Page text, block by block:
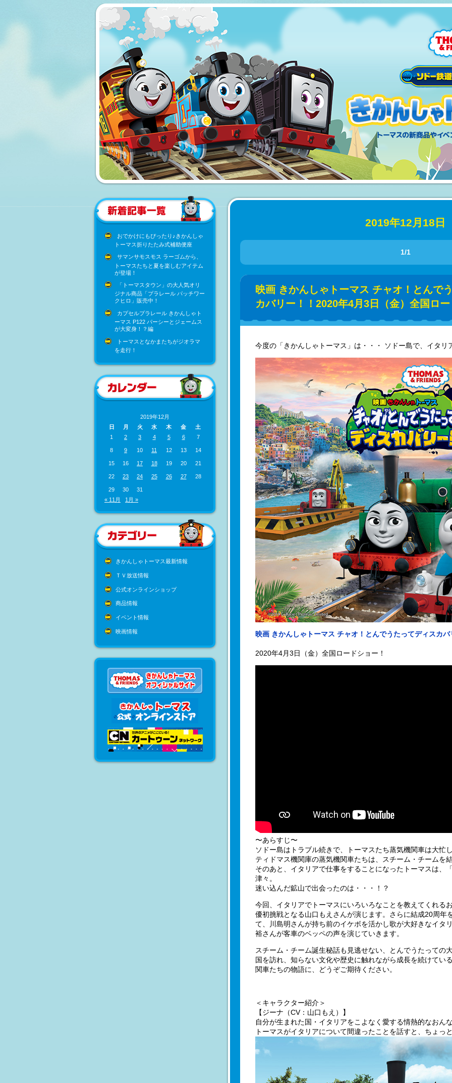
おでかけにもぴったり♪きかんしゃ
トーマス折りたたみ式補助便座
サマンサモスモス ラーゴムから、
トーマスたちと夏を楽しむアイテム
が登場！
「トーマスタウン」の大人気オリ
ジナル商品「プラレール パッチワー
クヒロ」販売中！
カプセルプラレール きかんしゃト
ーマス P122 パーシーとジェームス
が大変身！？編
トーマスとなかまたちがジオラマ
を走行！
2019年12月
日
月 火 水 木 金
土
1
2 3 4 5 6 7
8 9 10 11 12 13 14
15 16 17 18 19 20 21
22 23 24 25 26 27 28
29 30
31
« 11月
1月 »
きかんしゃトーマス最新情報
ＴＶ放送情報
公式オンラインショップ
商品情報
イベント情報
映画情報
2019年12月18日
1/1
映画 きかんしゃトーマス チャオ！とんで
カバリー！！2020年4月3日（金）全国ロ
今度の「きかんしゃトーマス」は・・・ ソドー島で、イタリ
映画 きかんしゃトーマス チャオ！とんでうたってディスカバ
2020年4月3日（金）全国ロードショー！
〜あらすじ〜
ソドー島はトラブル続きで、トーマスたち蒸気機関車は大忙
ティドマス機関庫の蒸気機関車たちは、スチーム・チームを
そのあと、イタリアで仕事をすることになったトーマスは、
津々。
迷い込んだ鉱山で出会ったのは・・・！？
今回、イタリアでトーマスにいろいろなことを教えてくれる
優初挑戦となる山口もえさんが演じます。さらに結成20周年
て、川島明さんが持ち前のイケボを活かし歌が大好きなイタ
裕さんが客車のベッペの声を演じていきます。
スチーム・チーム誕生秘話も見逃せない、とんでうたっての
国を訪れ、知らない文化や歴史に触れながら成長を続けてい
関車たちの物語に、どうぞご期待ください。
＜キャラクター紹介＞
【ジーナ（CV：山口もえ）】
自分が生まれた国・イタリアをこよなく愛する情熱的なおん
トーマスがイタリアについて間違ったことを話すと、ちょっ